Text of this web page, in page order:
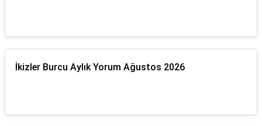
İkizler Burcu Aylık Yorum Ağustos 2026